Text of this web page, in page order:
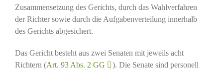
Zusammensetzung des Gerichts, durch das Wahlverfahren
der Richter sowie durch die Aufgabenverteilung innerhalb
des Gerichts abgesichert.
Das Gericht besteht aus zwei Senaten mit jeweils acht
Richtern (Art. 93 Abs. 2 GG
). Die Senate sind personell